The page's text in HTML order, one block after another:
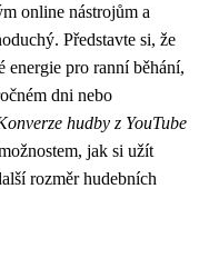
online nástrojům a
Představte si, že
pro ranní běhání,
dni nebo
hudby z YouTube
jak si užít
rozměr hudebních